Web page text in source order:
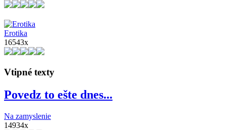
Erotika
16543x
Vtipné texty
Povedz to ešte dnes...
Na zamyslenie
14934x